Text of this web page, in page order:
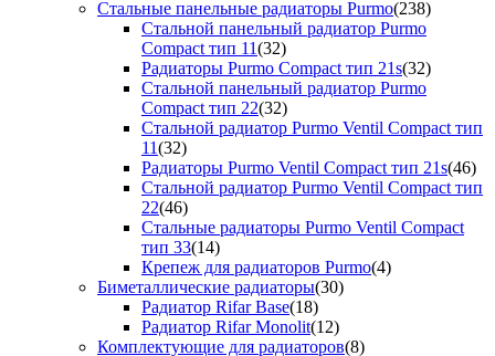
Стальные панельные радиаторы Purmo(238)
Стальной панельный радиатор Purmo
Compact тип 11(32)
Радиаторы Purmo Compact тип 21s(32)
Стальной панельный радиатор Purmo
Compact тип 22(32)
Стальной радиатор Purmo Ventil Compact тип
11(32)
Радиаторы Purmo Ventil Compact тип 21s(46)
Стальной радиатор Purmo Ventil Compact тип
22(46)
Стальные радиаторы Purmo Ventil Compact
тип 33(14)
Крепеж для радиаторов Purmo(4)
Биметаллические радиаторы(30)
Радиатор Rifar Base(18)
Радиатор Rifar Monolit(12)
Комплектующие для радиаторов(8)